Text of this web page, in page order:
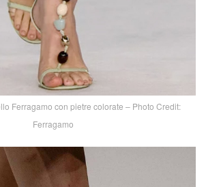
Ferragamo con pietre colorate – Photo Credit:
Ferragamo